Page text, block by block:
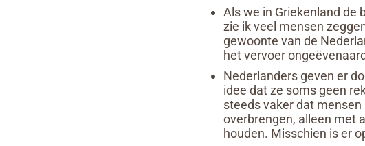
Als we in Griekenland de
zie ik veel mensen
gewoonte van de
het vervoer
Nederlanders geven er
idee dat ze soms geen
steeds vaker dat
overbrengen, alleen met
houden. Misschien is er